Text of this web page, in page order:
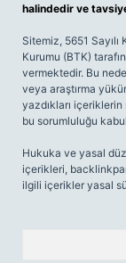
halindedir ve
Sitemiz, 5651
Kurumu (BTK)
vermektedir. Bu
veya araştırma
yazdıkları
bu sorumluluğu
Hukuka ve yasal
içerikleri,
ilgili içerikler yasal